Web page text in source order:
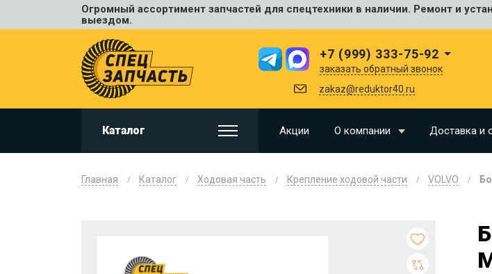
Огромный ассортимент запчастей для спецтехники в наличии. Ремонт и
выездом.
+7 (999) 333-75-92
заказать обратный звонок
zakaz@reduktor40.ru
Каталог Акции О компании Доставка и
Универсальные
HITACHI
HYUNDAI
VOLVO
CAT
CASE
Главная Каталог Ходовая часть Крепление ходовой части VOLVO